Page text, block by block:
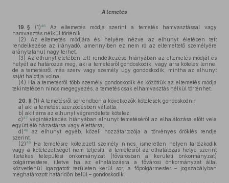
A temetés
19. § (1)46Az eltemetés módja szerint a temetés hamvasztással vagy
hamvasztás nélkül történik.
(2) Az eltemetés módjára és helyére nézve az elhunyt életében tett
rendelkezése az irányadó, amennyiben ez nem ró az eltemettető személyére
aránytalanul nagy terhet.
(3) Az elhunyt életében tett rendelkezése hiányában az eltemetés módját és
helyét az határozza meg, aki a temetésről gondoskodik, vagy arra köteles lenne,
de a temetésről más szerv vagy személy úgy gondoskodik, mintha az elhunyt
saját halottja volna.
(4) Ha a temetésről több személy gondoskodik és közöttük az eltemetés módja
tekintetében nincs megegyezés, a temetés csak elhamvasztás nélkül történhet.
20. § (1) A temetésről sorrendben a következők kötelesek gondoskodni:
a) aki a temetést szerződésben vállalta;
b) akit arra az elhunyt végrendelete kötelez;
c)47 végintézkedés hiányában elhunyt temetéséről az elhalálozása előtt vele
együtt élő házastársa vagy élettársa;
d)48
az elhunyt egyéb, közeli hozzátartozója a törvényes öröklés rendje
szerint.
(2)49
Ha temetésre kötelezett személy nincs, ismeretlen helyen tartózkodik
vagy a kötelezettségét nem teljesíti, a temetésről az elhalálozás helye szerint
illetékes települési önkormányzat (fővárosban a kerületi önkormányzat)
polgármestere, illetve ha az elhalálozásra a fővárosi önkormányzat által
közvetlenül igazgatott területen kerül sor, a főpolgármester – jogszabályban
meghatározott határidőn belül – gondoskodik.